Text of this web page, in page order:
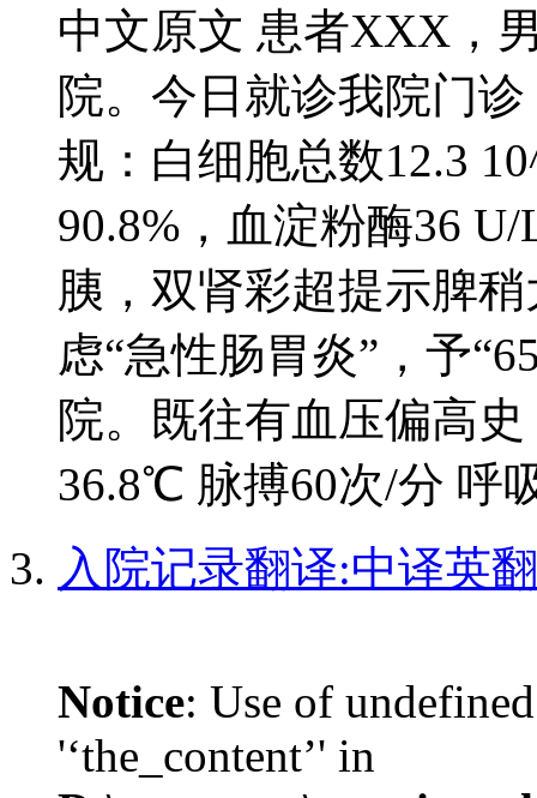
中文原文 患者XXX，
院。今日就诊我院门
规：白细胞总数12.3
90.8%，血淀粉酶36
胰，双肾彩超提示脾
虑“急性肠胃炎”，予
院。既往有血压偏高
36.8℃ 脉搏60次/分 呼
入院记录翻译:中译英
Notice: Use of
'‘the_content’' in